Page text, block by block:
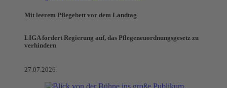
Mit leerem Pflegebett vor dem Landtag
LIGA fordert Regierung auf, das Pflegeneuordnungsgesetz zu
verhindern
27.07.2026